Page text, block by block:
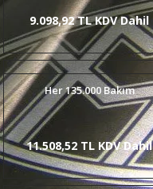
9.098,92 TL KDV Dahil
Her 135.000 Bakım
11.508,52 TL KDV Dahil